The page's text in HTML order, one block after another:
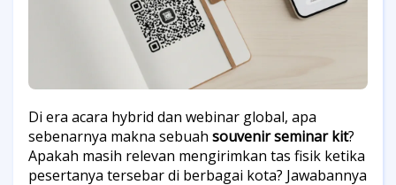
Di era acara hybrid dan webinar global, apa
sebenarnya makna sebuah souvenir seminar kit?
Apakah masih relevan mengirimkan tas fisik ketika
pesertanya tersebar di berbagai kota? Jawabannya